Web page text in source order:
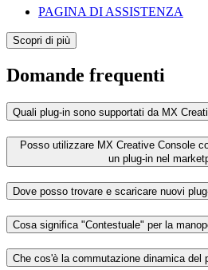
PAGINA DI ASSISTENZA
Scopri di più
Domande frequenti
Quali plug-in sono supportati da MX
Posso utilizzare MX Creative Console
un plug-in nel
Dove posso trovare e scaricare nuovi
Cosa significa "Contestuale" per la
Che cos'è la commutazione dinamica del